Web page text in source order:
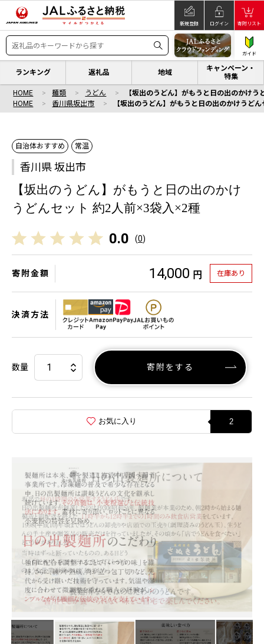
新規登録 ログイン 寄附リスト
ガイド
ランキング 返礼品 地域
キャンペーン・
特集
HOME 麺類 うどん
【坂出のうどん】がもうと日の出のかけ
HOME
香川県坂出市 【坂出のうどん】がもうと日の出のかけうど
自治体おすすめ 常温
香川県 坂出市
【坂出のうどん】がもうと日の出のかけ
うどんセット 約2人前×3袋入×2種
0.0 (0)
寄附金額 14,000 円 在庫あり
決済方法
数量 寄附をする
お気に入り 2